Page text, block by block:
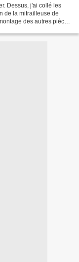
Dessus, j'ai collé les
de la mitrailleuse de
des autres pièces